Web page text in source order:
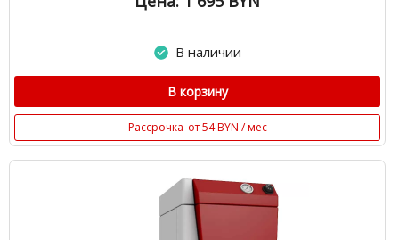
В наличии
В корзину
Рассрочка от 54 BYN / мес